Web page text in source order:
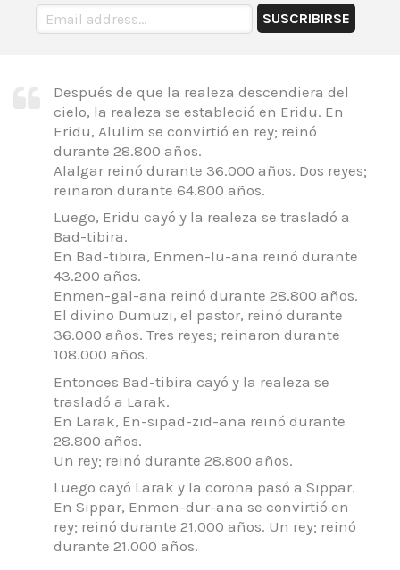
Después de que la realeza descendiera del
cielo, la realeza se estableció en Eridu. En
Eridu, Alulim se convirtió en rey; reinó
durante 28.800 años.
Alalgar reinó durante 36.000 años. Dos reyes;
reinaron durante 64.800 años.
Luego, Eridu cayó y la realeza se trasladó a
Bad-tibira.
En Bad-tibira, Enmen-lu-ana reinó durante
43.200 años.
Enmen-gal-ana reinó durante 28.800 años.
El divino Dumuzi, el pastor, reinó durante
36.000 años. Tres reyes; reinaron durante
108.000 años.
Entonces Bad-tibira cayó y la realeza se
trasladó a Larak.
En Larak, En-sipad-zid-ana reinó durante
28.800 años.
Un rey; reinó durante 28.800 años.
Luego cayó Larak y la corona pasó a Sippar.
En Sippar, Enmen-dur-ana se convirtió en
rey; reinó durante 21.000 años. Un rey; reinó
durante 21.000 años.